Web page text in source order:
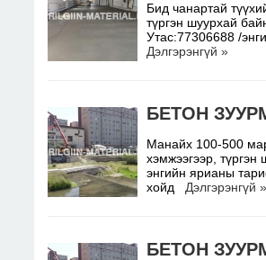
Бид чанартай
түргэн шуурхай
Утас:77306688 /
Дэлгэрэнгүй »
БЕТОН
Манайх 100-500
хэмжээгээр,
энгийн ярианы
хойд Дэлгэрэнгүй »
БЕТОН